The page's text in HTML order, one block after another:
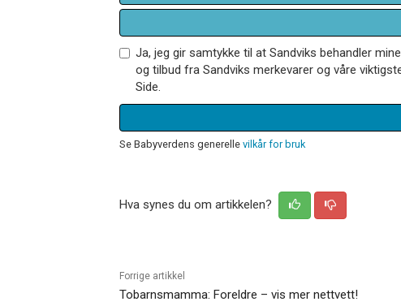
Ja, jeg gir samtykke til at Sandviks behandler
og tilbud fra Sandviks merkevarer og våre
Side.
Se Babyverdens generelle vilkår for bruk
Hva synes du om artikkelen?
Forrige artikkel
Tobarnsmamma: Foreldre – vis mer nettvett!